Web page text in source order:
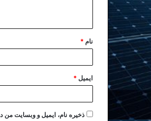
نام *
ایمیل *
ذخیره نام، ایمیل و وبسایت من